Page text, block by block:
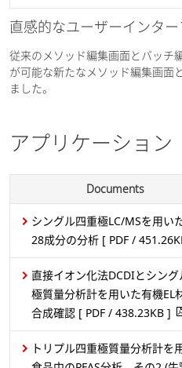
直感的なユーザーインタ
従来のメソッド編集画面とバッチ
が可能な新たなメソッド編集画面
ました。
アプリケーション
Documents
シングル四重極LC/MSを用い
28成分の分析 [ PDF /
直接イオン化法DCDIとシン
極質量分析計を用いた有機EL
合成確認 [ PDF / 438.23KB ]
トリプル四重極質量分析計を